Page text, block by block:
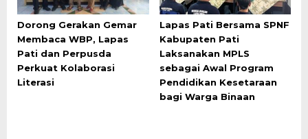
Dorong Gerakan Gemar
Membaca WBP, Lapas
Pati dan Perpusda
Perkuat Kolaborasi
Literasi
Lapas Pati Bersama SPNF
Kabupaten Pati
Laksanakan MPLS
sebagai Awal Program
Pendidikan Kesetaraan
bagi Warga Binaan